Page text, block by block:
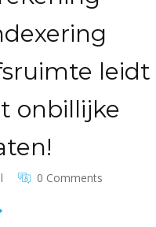
onbillijke
0 Comments